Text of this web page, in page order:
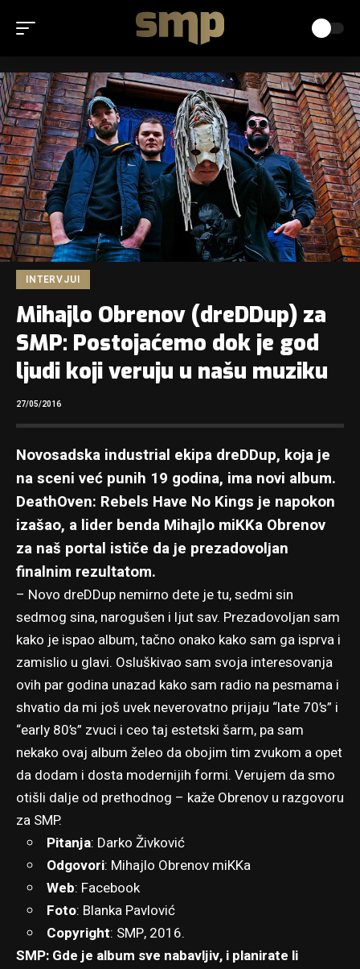
INTERVJUI
Mihajlo Obrenov (dreDDup) za
SMP: Postojaćemo dok je god
ljudi koji veruju u našu muziku
27/05/2016
Novosadska industrial ekipa dreDDup, koja je
na sceni već punih 19 godina, ima novi album.
DeathOven: Rebels Have No Kings je napokon
izašao, a lider benda Mihajlo miKKa Obrenov
za naš portal ističe da je prezadovoljan
finalnim rezultatom.
– Novo dreDDup nemirno dete je tu, sedmi sin
sedmog sina, narogušen i ljut sav. Prezadovoljan sam
kako je ispao album, tačno onako kako sam ga isprva i
zamislio u glavi. Osluškivao sam svoja interesovanja
ovih par godina unazad kako sam radio na pesmama i
shvatio da mi još uvek neverovatno prijaju “late 70’s” i
“early 80’s” zvuci i ceo taj estetski šarm, pa sam
nekako ovaj album želeo da obojim tim zvukom a opet
da dodam i dosta modernijih formi. Verujem da smo
otišli dalje od prethodnog – kaže Obrenov u razgovoru
za SMP.
Pitanja: Darko Živković
Odgovori: Mihajlo Obrenov miKKa
Web: Facebook
Foto: Blanka Pavlović
Copyright: SMP, 2016.
SMP: Gde je album sve nabavljiv, i planirate li